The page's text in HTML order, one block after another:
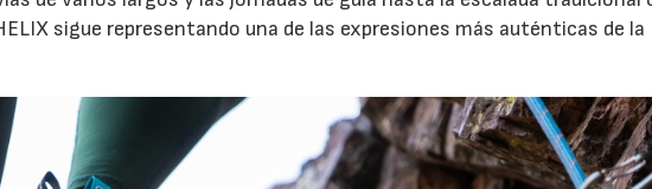
sigue representando una de las expresiones más auténticas de la